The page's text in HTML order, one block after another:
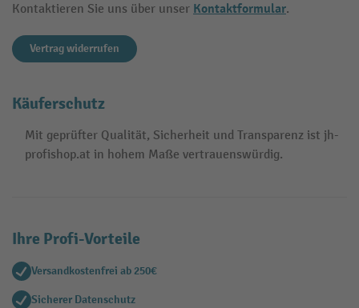
Kontaktieren Sie uns über unser Kontaktformular.
Vertrag widerrufen
Käuferschutz
Mit geprüfter Qualität, Sicherheit und Transparenz ist jh-
profishop.at in hohem Maße vertrauenswürdig.
Ihre Profi-Vorteile
Versandkostenfrei ab 250€
Sicherer Datenschutz